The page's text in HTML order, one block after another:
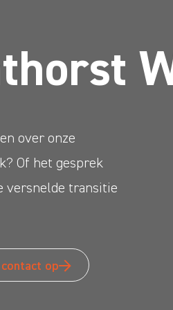
over onze
Of het gesprek
versnelde transitie
contact op